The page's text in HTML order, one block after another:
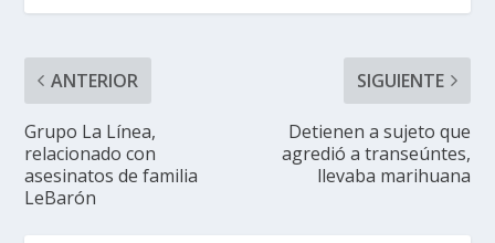
ANTERIOR
Grupo La Línea,
relacionado con
asesinatos de familia
LeBarón
SIGUIENTE
Detienen a sujeto que
agredió a transeúntes,
llevaba marihuana